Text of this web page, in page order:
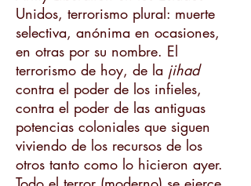
Unidos, terrorismo plural: muerte
selectiva, anónima en ocasiones,
en otras por su nombre. El
terrorismo de hoy, de la jihad
contra el poder de los infieles,
contra el poder de las antiguas
potencias coloniales que siguen
viviendo de los recursos de los
otros tanto como lo hicieron ayer.